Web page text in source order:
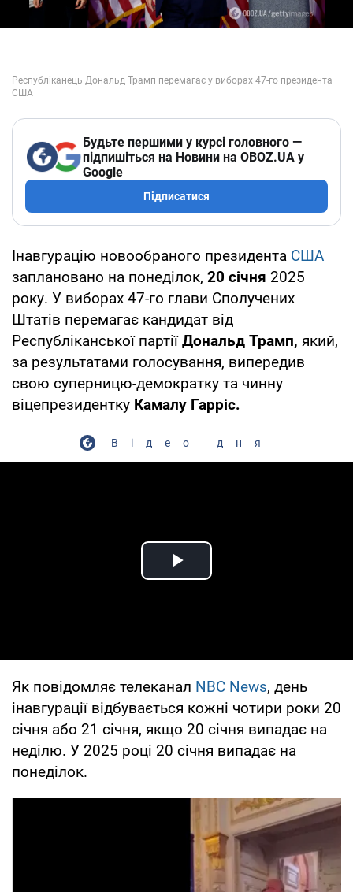
Будьте першими у курсі головного —
підпишіться на Новини на OBOZ.UA у
Google
Підписатися
Інавгурацію новообраного президента США
заплановано на понеділок, 20 січня 2025
року. У виборах 47-го глави Сполучених
Штатів перемагає кандидат від
Республіканської партіїДональд Трамп, який,
за результатами голосування, випередив
свою суперницю-демократку та чинну
віцепрезидентку Камалу Гарріс.
Відео дня
Play Video
Як повідомляє телеканал NBC News, день
інавгурації відбувається кожні чотири роки 20
січня або 21 січня, якщо 20 січня випадає на
неділю. У 2025 році 20 січня випадає на
понеділок.